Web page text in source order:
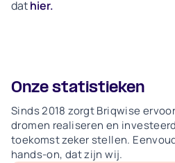
dathier.
Onze statistieken
Sinds 2018 zorgt Briqwise
dromen realiseren en
toekomst zeker stellen.
hands-on, dat zijn wij.